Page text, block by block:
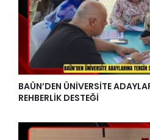
BAÜN’DEN ÜNİVERSİTE
REHBERLİK DESTEĞİ